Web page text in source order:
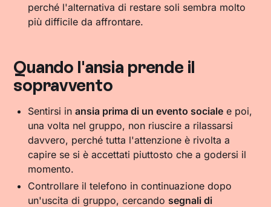
perché l'alternativa di restare soli sembra molto
più difficile da affrontare.
Quando l'ansia prende il
sopravvento
Sentirsi inansia prima di un evento sociale e poi,
una volta nel gruppo, non riuscire a rilassarsi
davvero, perché tutta l'attenzione è rivolta a
capire se si è accettati piuttosto che a godersi il
momento.
Controllare il telefono in continuazione dopo
un'uscita di gruppo, cercando segnali di